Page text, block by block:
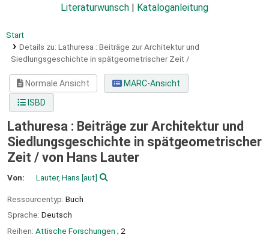
Literaturwunsch
Kataloganleitung
Start
Details zu: Lathuresa : Beiträge zur Architektur und
Siedlungsgeschichte in spätgeometrischer Zeit /
Normale Ansicht
MARC-Ansicht
ISBD
Lathuresa : Beiträge zur Architektur und
Siedlungsgeschichte in spätgeometrischer
Zeit / von Hans Lauter
Von: Lauter, Hans [aut]
Ressourcentyp: Buch
Sprache: Deutsch
Reihen: Attische Forschungen ; 2